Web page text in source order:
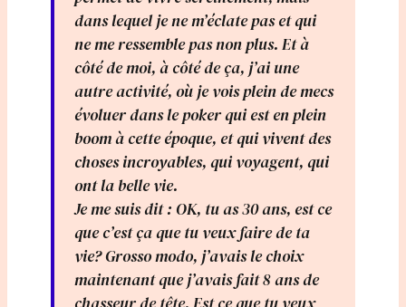
dans lequel je ne m’éclate pas et qui
ne me ressemble pas non plus. Et à
côté de moi, à côté de ça, j’ai une
autre activité, où je vois plein de mecs
évoluer dans le poker qui est en plein
boom à cette époque, et qui vivent des
choses incroyables, qui voyagent, qui
ont la belle vie.
Je me suis dit : OK, tu as 30 ans, est ce
que c’est ça que tu veux faire de ta
vie? Grosso modo, j’avais le choix
maintenant que j’avais fait 8 ans de